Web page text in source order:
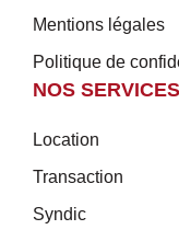
Mentions légales
Politique de
NOS SERVICES
Location
Transaction
Syndic